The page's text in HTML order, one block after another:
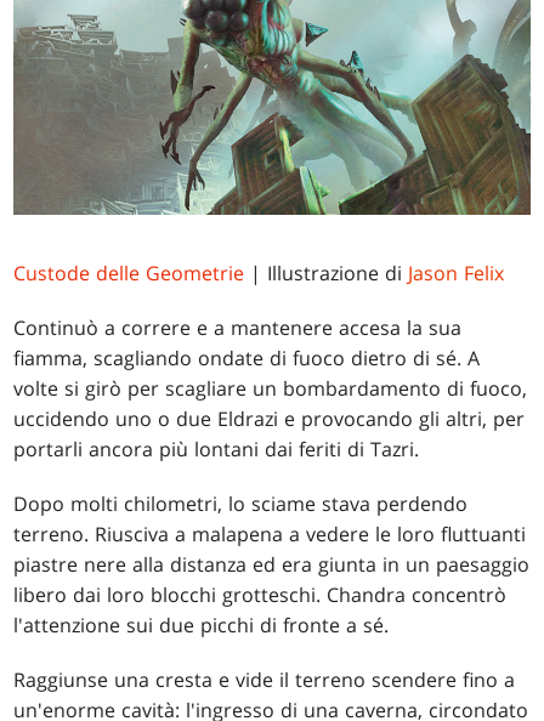
Custode delle Geometrie | Illustrazione di Jason Felix
Continuò a correre e a mantenere accesa la sua
fiamma, scagliando ondate di fuoco dietro di sé. A
volte si girò per scagliare un bombardamento di fuoco,
uccidendo uno o due Eldrazi e provocando gli altri, per
portarli ancora più lontani dai feriti di Tazri.
Dopo molti chilometri, lo sciame stava perdendo
terreno. Riusciva a malapena a vedere le loro fluttuanti
piastre nere alla distanza ed era giunta in un paesaggio
libero dai loro blocchi grotteschi. Chandra concentrò
l'attenzione sui due picchi di fronte a sé.
Raggiunse una cresta e vide il terreno scendere fino a
un'enorme cavità: l'ingresso di una caverna, circondato